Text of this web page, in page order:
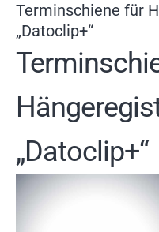
Terminschiene für
„Datoclip+“
„Datoclip+“